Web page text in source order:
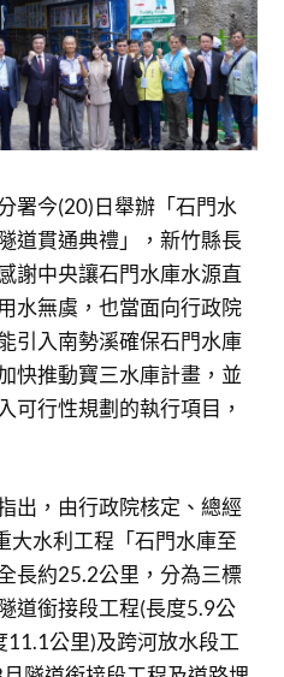
署今(20)日舉辦「石門水
道貫通典禮」，新竹縣長
謝中央讓石門水庫水源直
水無虞，也當面向行政院
引入南勢溪確保石門水庫
快推動寶三水庫計畫，並
可行性規劃的執行項目，
出，由行政院核定、總經
大水利工程「石門水庫至
長約25.2公里，分為三標
道銜接段工程(長度5.9公
11.1公里)及跨河放水段工